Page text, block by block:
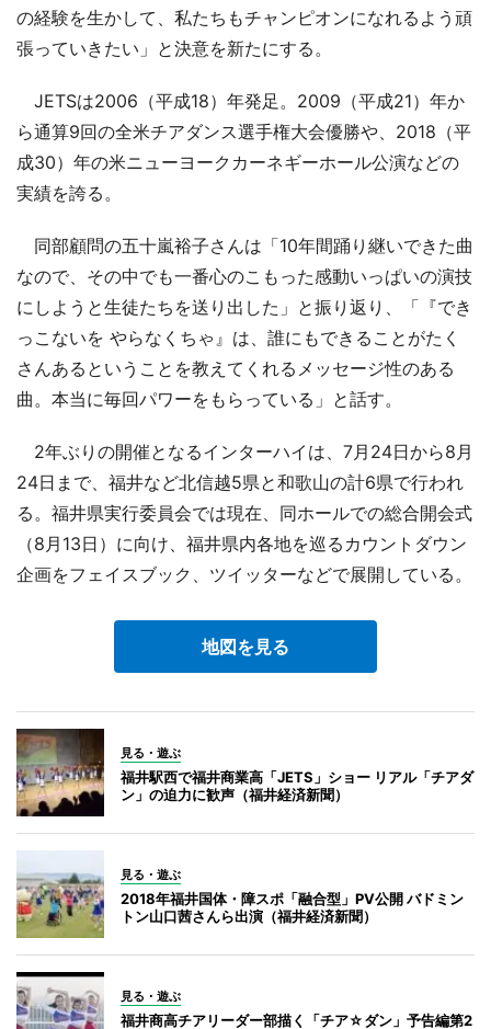
の経験を生かして、私たちもチャンピオンになれるよう頑
張っていきたい」と決意を新たにする。
JETSは2006（平成18）年発足。2009（平成21）年か
ら通算9回の全米チアダンス選手権大会優勝や、2018（平
成30）年の米ニューヨークカーネギーホール公演などの
実績を誇る。
同部顧問の五十嵐裕子さんは「10年間踊り継いできた曲
なので、その中でも一番心のこもった感動いっぱいの演技
にしようと生徒たちを送り出した」と振り返り、「『でき
っこないを やらなくちゃ』は、誰にもできることがたく
さんあるということを教えてくれるメッセージ性のある
曲。本当に毎回パワーをもらっている」と話す。
2年ぶりの開催となるインターハイは、7月24日から8月
24日まで、福井など北信越5県と和歌山の計6県で行われ
る。福井県実行委員会では現在、同ホールでの総合開会式
（8月13日）に向け、福井県内各地を巡るカウントダウン
企画をフェイスブック、ツイッターなどで展開している。
地図を見る
見る・遊ぶ
福井駅西で福井商業高「JETS」ショー リアル「チアダ
ン」の迫力に歓声（福井経済新聞）
見る・遊ぶ
2018年福井国体・障スポ「融合型」PV公開 バドミン
トン山口茜さんら出演（福井経済新聞）
見る・遊ぶ
福井商高チアリーダー部描く「チア☆ダン」予告編第2